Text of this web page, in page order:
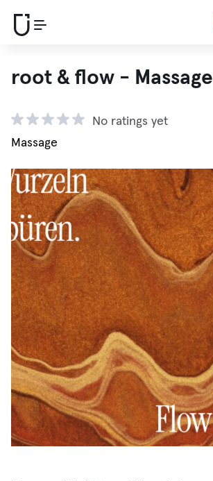
root & flow - Massage
No ratings yet
Massage